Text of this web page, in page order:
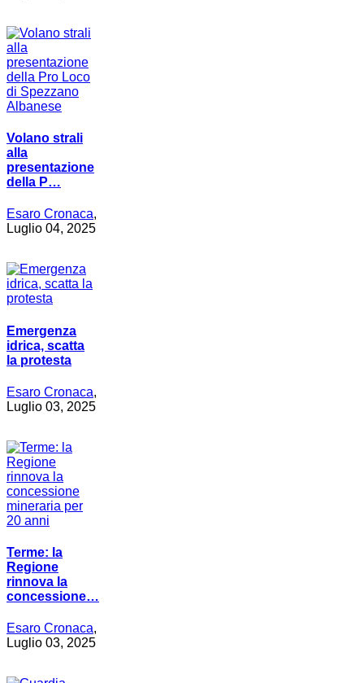
Volano strali
alla
presentazione
della P…
Esaro Cronaca,
Luglio 04, 2025
Emergenza
idrica, scatta
la protesta
Esaro Cronaca,
Luglio 03, 2025
Terme: la
Regione
rinnova la
concessione…
Esaro Cronaca,
Luglio 03, 2025